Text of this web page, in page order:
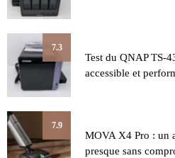
7.3
Test du QNAP TS-
accessible et
7.9
MOVA X4 Pro : un
presque sans